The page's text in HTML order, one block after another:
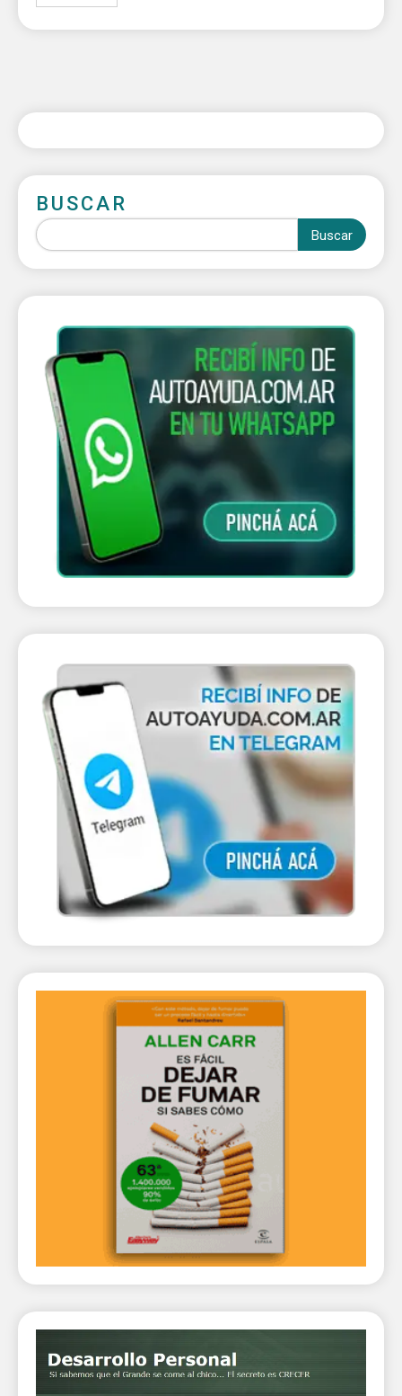
BUSCAR
Buscar